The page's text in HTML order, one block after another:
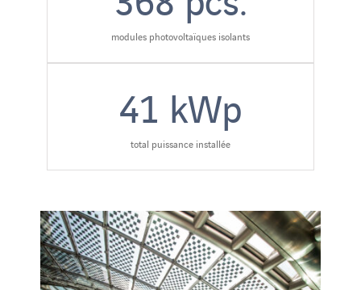
modules photovoltaïques isolants
41 kWp
total puissance installée